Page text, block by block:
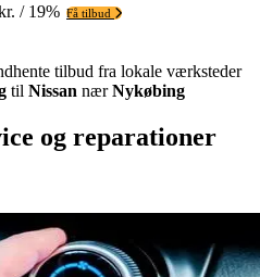
/ 19% Få tilbud
tilbud fra lokale værksteder
til Nissan nærNykøbing
og reparationer